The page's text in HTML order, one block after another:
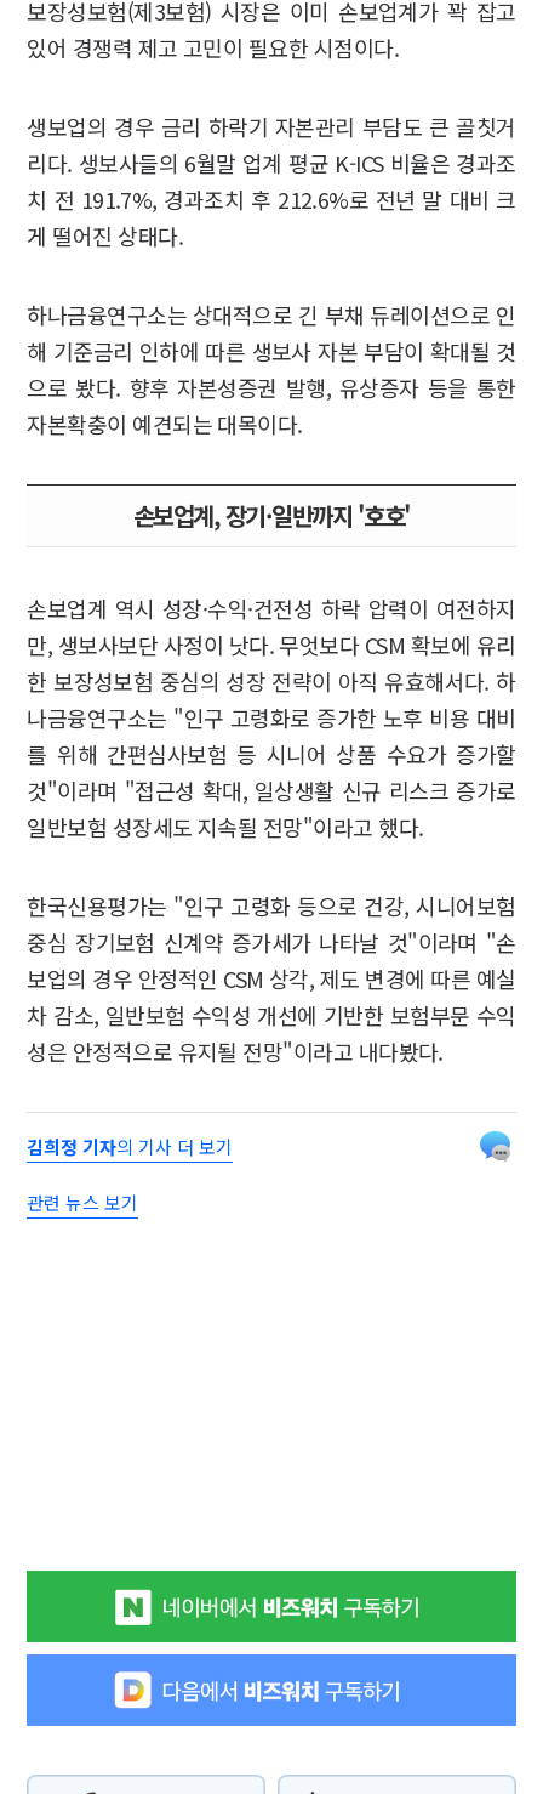
보장성보험(제3보험) 시장은 이미 손보업계가 꽉 잡고
있어 경쟁력 제고 고민이 필요한 시점이다.
생보업의 경우 금리 하락기 자본관리 부담도 큰 골칫거
리다. 생보사들의 6월말 업계 평균 K-ICS 비율은 경과조
치 전 191.7%, 경과조치 후 212.6%로 전년 말 대비 크
게 떨어진 상태다.
하나금융연구소는 상대적으로 긴 부채 듀레이션으로 인
해 기준금리 인하에 따른 생보사 자본 부담이 확대될 것
으로 봤다. 향후 자본성증권 발행, 유상증자 등을 통한
자본확충이 예견되는 대목이다.
손보업계, 장기·일반까지 '호호'
손보업계 역시 성장·수익·건전성 하락 압력이 여전하지
만, 생보사보단 사정이 낫다. 무엇보다 CSM 확보에 유리
한 보장성보험 중심의 성장 전략이 아직 유효해서다. 하
나금융연구소는 "인구 고령화로 증가한 노후 비용 대비
를 위해 간편심사보험 등 시니어 상품 수요가 증가할
것"이라며 "접근성 확대, 일상생활 신규 리스크 증가로
일반보험 성장세도 지속될 전망"이라고 했다.
한국신용평가는 "인구 고령화 등으로 건강, 시니어보험
중심 장기보험 신계약 증가세가 나타날 것"이라며 "손
보업의 경우 안정적인 CSM 상각, 제도 변경에 따른 예실
차 감소, 일반보험 수익성 개선에 기반한 보험부문 수익
성은 안정적으로 유지될 전망"이라고 내다봤다.
김희정 기자의 기사 더 보기
관련 뉴스 보기